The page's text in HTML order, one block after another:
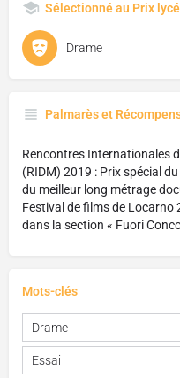
Sélectionné au Prix
Drame
Palmarès et
Rencontres Internationales
(RIDM) 2019 : Prix spécial
du meilleur long métrage
Festival de films de Locarno
dans la section « Fuori
Mots-clés
Drame
Essai